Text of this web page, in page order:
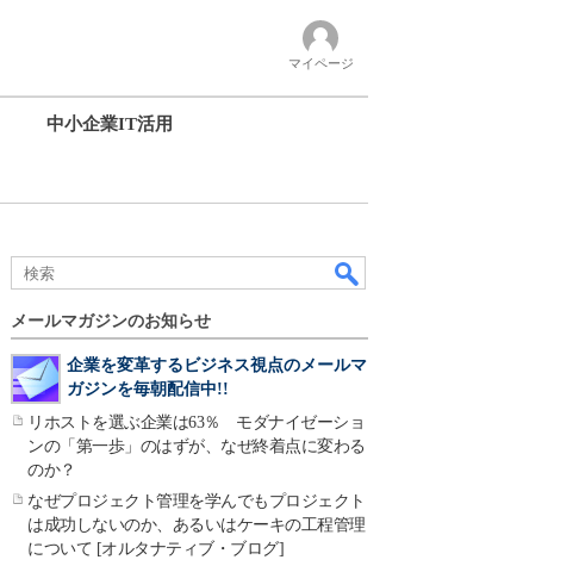
マイページ
中小企業IT活用
メールマガジンのお知らせ
企業を変革するビジネス視点のメールマ
ガジンを毎朝配信中!!
リホストを選ぶ企業は63％ モダナイゼーショ
ンの「第一歩」のはずが、なぜ終着点に変わる
のか？
なぜプロジェクト管理を学んでもプロジェクト
は成功しないのか、あるいはケーキの工程管理
について [オルタナティブ・ブログ]